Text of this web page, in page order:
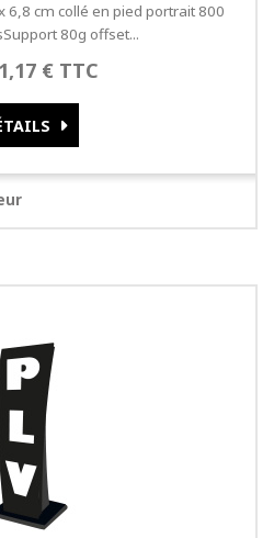
6,8 cm collé en pied portrait 800
80g offset...
€ TTC